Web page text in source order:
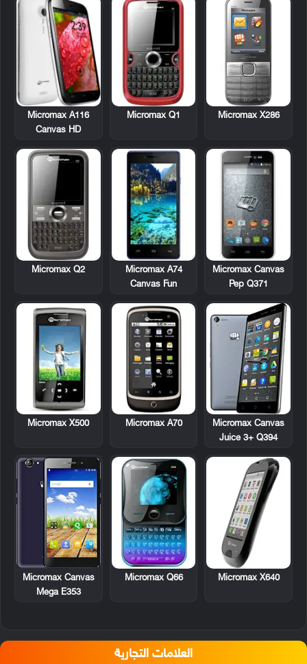
Micromax X286
Micromax Q1
Micromax A116
Canvas HD
Micromax Canvas
Pep Q371
Micromax A74
Canvas Fun
Micromax Q2
Micromax Canvas
Juice 3+ Q394
Micromax A70
Micromax X500
Micromax X640
Micromax Q66
Micromax Canvas
Mega E353
العلامات التجارية